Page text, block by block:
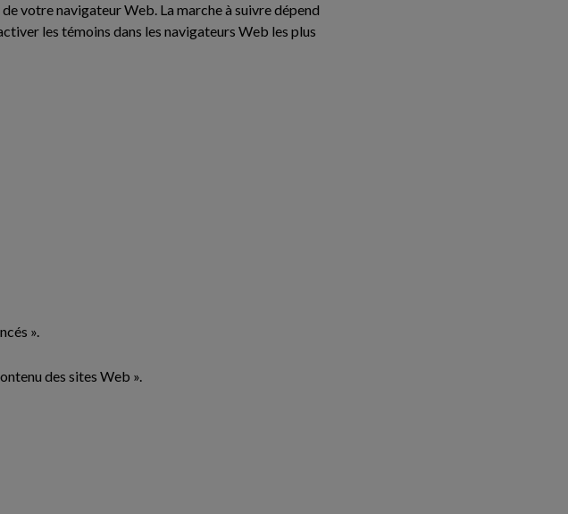
votre navigateur Web. La marche à suivre dépend
les témoins dans les navigateurs Web les plus
».
des sites Web ».